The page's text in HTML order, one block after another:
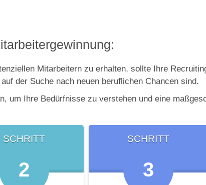
Mitarbeitern zu erhalten, sollte Ihre
der Suche nach neuen beruflichen Chancen sind.
um Ihre Bedürfnisse zu verstehen und eine
SCHRITT
2
SCHRITT
3